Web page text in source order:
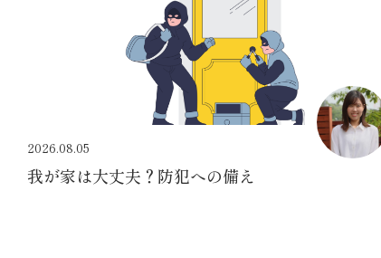
2026.08.05
我が家は大丈夫？防犯への備え